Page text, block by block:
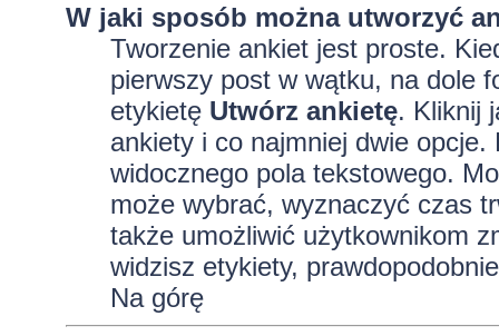
W jaki sposób można utworzyć
Tworzenie ankiet jest proste.
pierwszy post w wątku, na dole
etykietę Utwórz ankietę. Kliknij
ankiety i co najmniej dwie
widocznego pola tekstowego.
może wybrać, wyznaczyć czas
także umożliwić użytkownikom
widzisz etykiety,
Na górę